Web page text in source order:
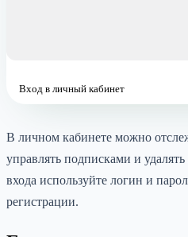
Вход в личный кабинет
В личном кабинете можно
управлять подписками и
входа используйте логин и
регистрации.